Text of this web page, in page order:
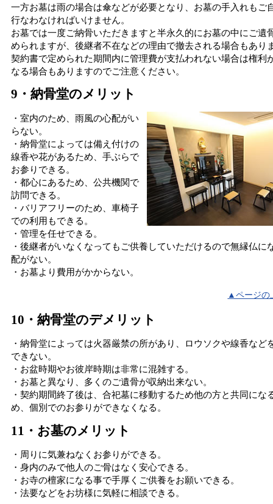
一方お墓は雨の場合は傘などが必要となり、お墓の手入れもご
行なわなければいけません。
お墓では一度ご納骨いただきますと半永久的にお墓の中にご遺
められますが、後継者不在などの理由で撤去される場合もあり
契約書で定められた期間内に管理費が支払われない場合は権利
なる場合もありますのでご注意ください。
9・納骨堂のメリット
・室内のため、雨風の心配がい
らない。
・納骨堂によっては備え付けの
線香や花があるため、手ぶらで
お参りできる。
・都心にあるため、公共機関で
訪問できる。
・バリアフリーのため、車椅子
での利用もできる。
・管理を任せできる。
・後継者がいなくなってもご供養していただけるので無縁仏に
配がない。
・お墓より費用がかからない。
▲ページの
10・納骨堂のデメリット
・納骨堂によっては火器厳禁の所があり、ロウソクや線香など
できない。
・お盆時期やお彼岸時期は非常に混雑する。
・お墓と異なり、多くのご遺骨が収納出来ない。
・契約期間終了後は、合祀墓に移動するため他の方と共同にな
め、個別でのお参りができなくなる。
11・お墓のメリット
・周りに気兼ねなくお参りができる。
・身内のみで他人のご骨はなく安心できる。
・お寺の檀家になる事で手厚くご供養をお願いできる。
・法要などをお坊様に気軽に相談できる。